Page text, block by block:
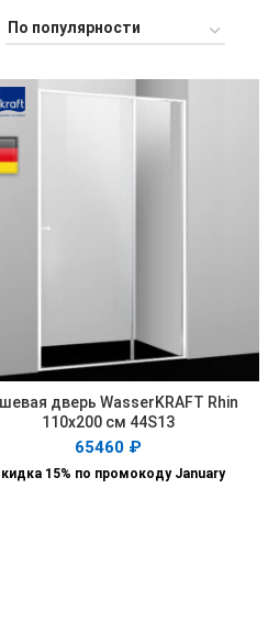
В КОРЗИНУ
дверь WasserKRAFT Rhin
110х200 см 44S13
65460 ₽
15% по промокоду January